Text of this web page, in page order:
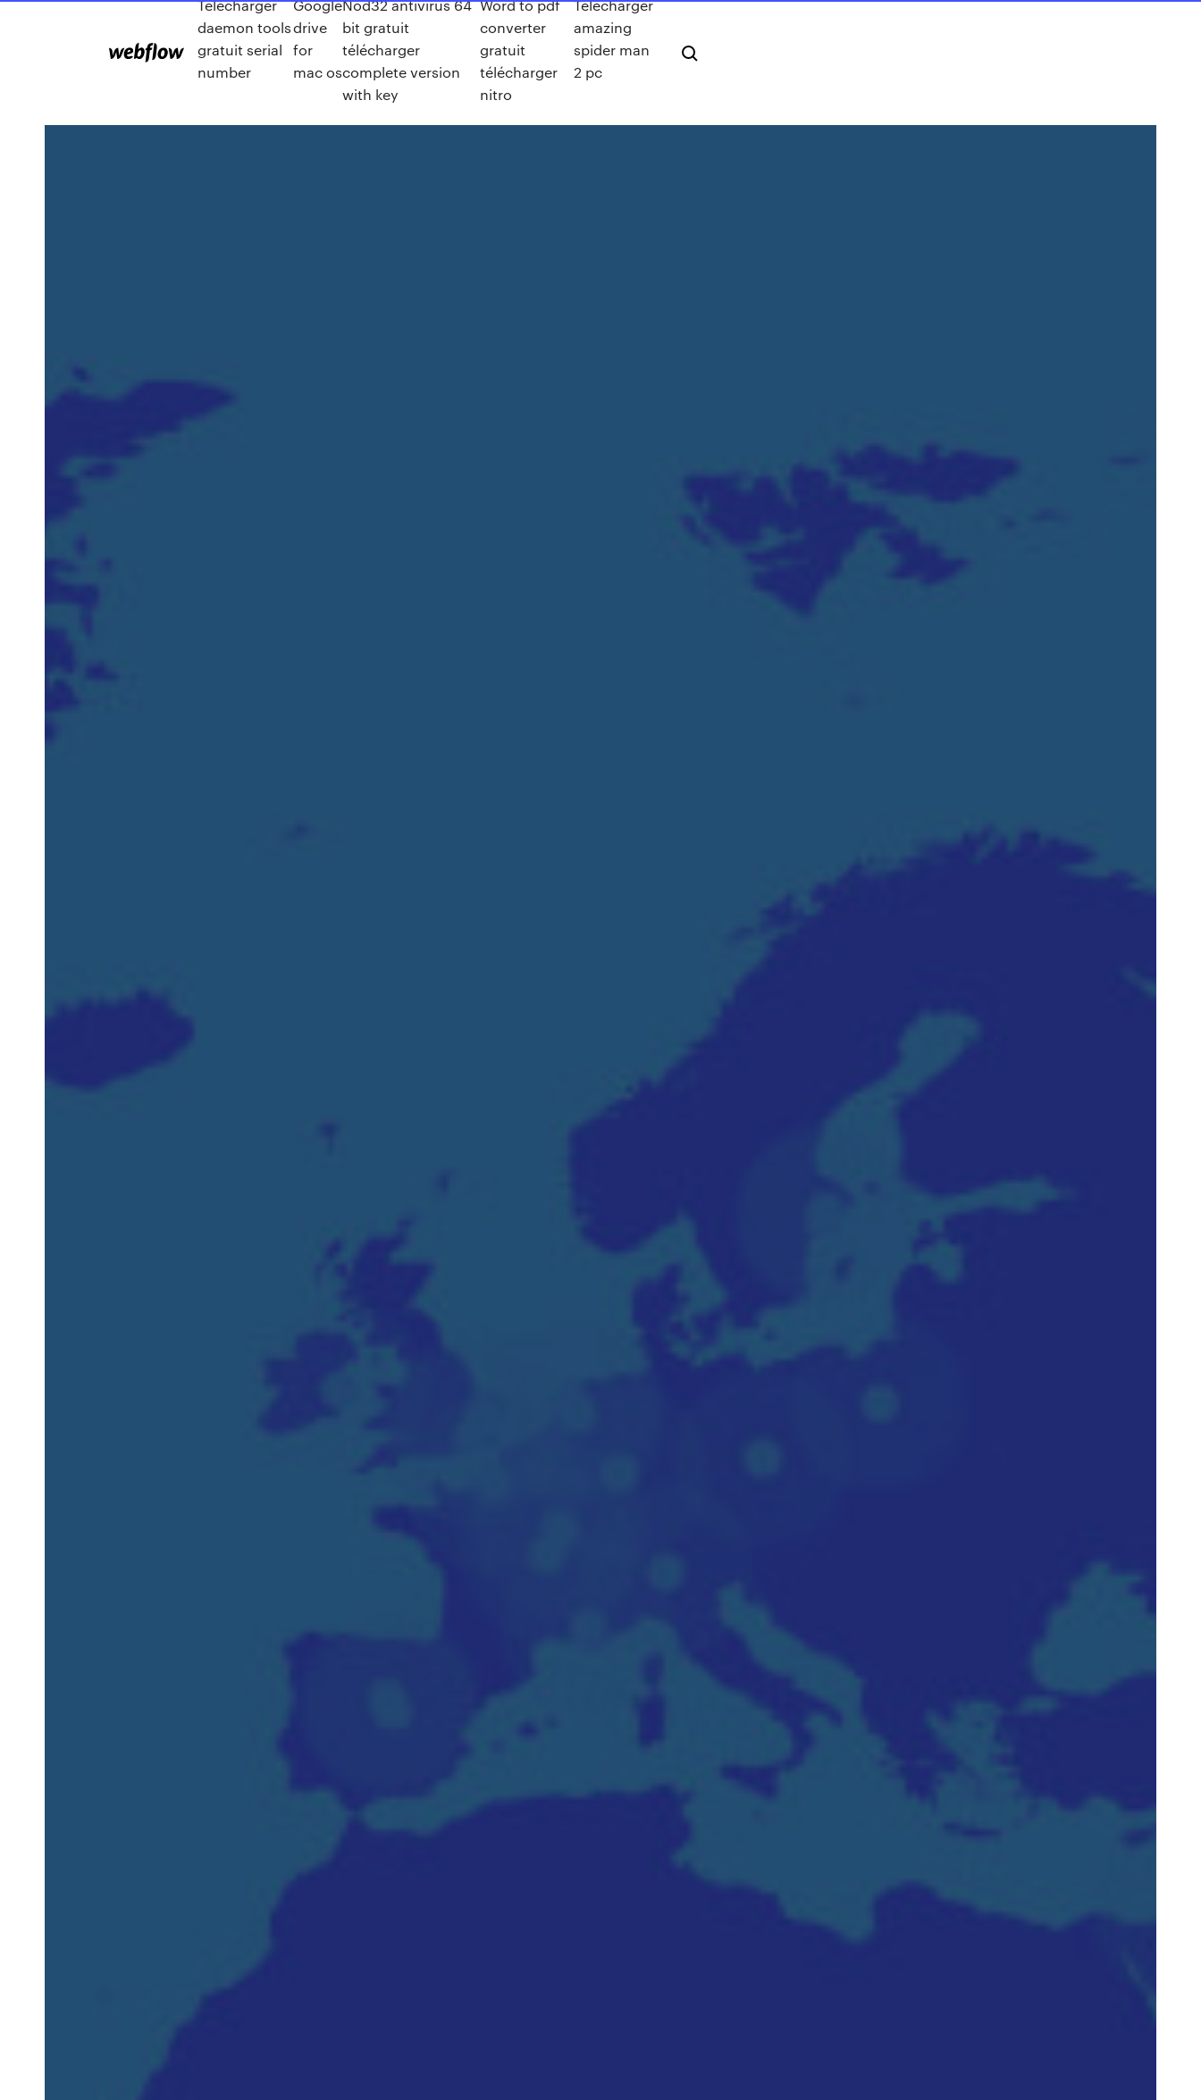
Télécharger
daemon tools
gratuit serial
number
Google
drive
for
mac os
Nod32 antivirus 64
bit gratuit
télécharger
complete version
with key
Word to pdf
converter
gratuit
télécharger
nitro
Télécharger
amazing
spider man
2 pc